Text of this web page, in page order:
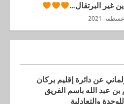
غير البرتقال…
والتعادلية
الوطنية للتجارة
إلى عمله بعد تبرئته من
عن دائرة إقليم بركان
عبد الله باسم الفريق
والتعادلية